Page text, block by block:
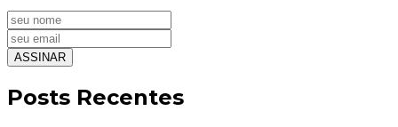
Posts Recentes